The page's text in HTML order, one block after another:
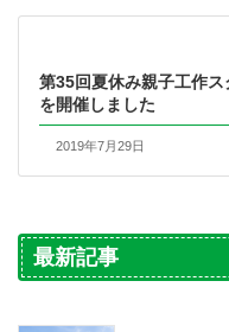
第35回夏休み親子工作ス
を開催しました
2019年7月29日
最新記事